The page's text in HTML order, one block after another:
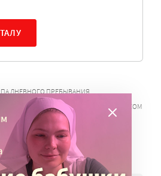
ДНЕВНОГО ПРЕБЫВАНИЯ,
ПОМОЩЬ В ПСИХОНЕВРОЛОГИЧЕСКОМ
«МИЛОСЕРДИЕ»
в Max. Подпишитесь